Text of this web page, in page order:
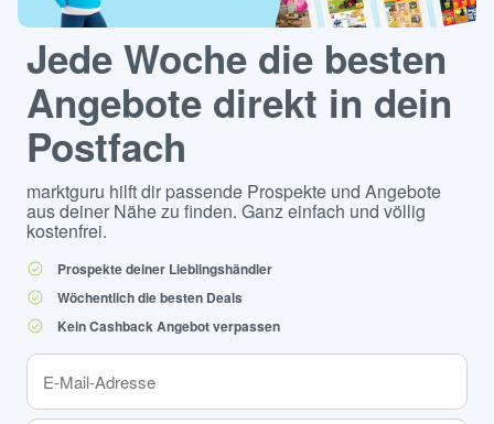
Jede Woche die besten
Angebote direkt in dein
Postfach
marktguru hilft dir passende Prospekte und Angebote
aus deiner Nähe zu finden. Ganz einfach und völlig
kostenfrei.
Prospekte deiner Lieblingshändler
Wöchentlich die besten Deals
Kein Cashback Angebot verpassen